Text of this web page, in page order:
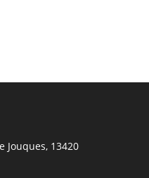
Jouques, 13420